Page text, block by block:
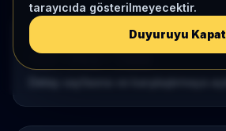
tarayıcıda gösterilmeyecektir.
Duyuruyu Kapat
ÖNE ÇIKAN KODLAR